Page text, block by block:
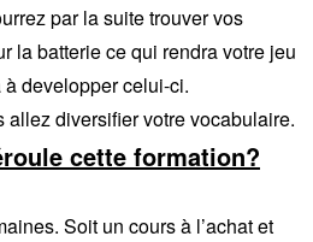
par la suite trouver vos
la batterie ce qui rendra votre jeu
developper celui-ci.
allez diversifier votre vocabulaire.
cette formation?
Soit un cours à l’achat et